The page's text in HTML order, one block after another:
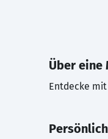
Über eine
Entdecke mit